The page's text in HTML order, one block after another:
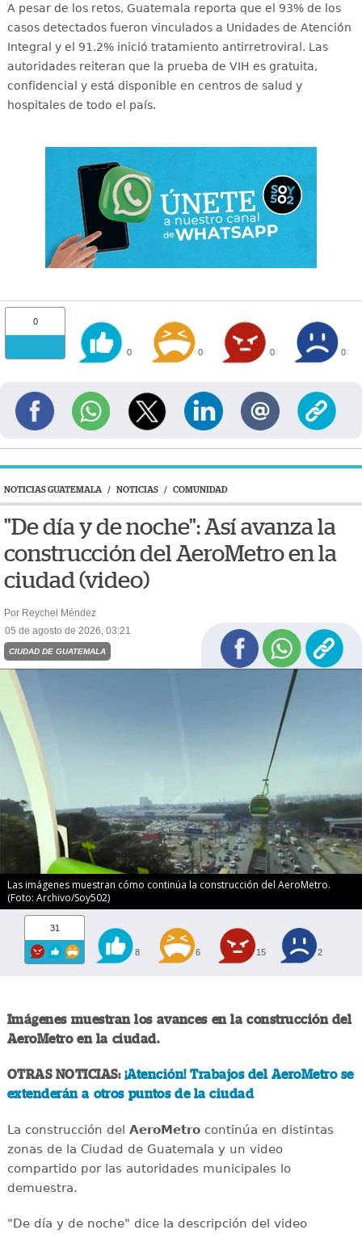
A pesar de los retos, Guatemala reporta que el 93% de los
casos detectados fueron vinculados a Unidades de Atención
Integral y el 91.2% inició tratamiento antirretroviral. Las
autoridades reiteran que la prueba de VIH es gratuita,
confidencial y está disponible en centros de salud y
hospitales de todo el país.
0
0 0 0 0
NOTICIAS GUATEMALA / NOTICIAS / COMUNIDAD
"De día y de noche": Así avanza la
construcción del AeroMetro en la
ciudad (video)
Por Reychel Méndez
05 de agosto de 2026, 03:21
CIUDAD DE GUATEMALA
Las imágenes muestran cómo continúa la construcción del AeroMetro.
(Foto: Archivo/Soy502)
31
8 6 15 2
Imágenes muestran los avances en la construcción del
AeroMetro en la ciudad.
OTRAS NOTICIAS: ¡Atención! Trabajos del AeroMetro se
extenderán a otros puntos de la ciudad
La construcción del AeroMetrocontinúa en distintas
zonas de la Ciudad de Guatemala y un video
compartido por las autoridades municipales lo
demuestra.
"De día y de noche" dice la descripción del video